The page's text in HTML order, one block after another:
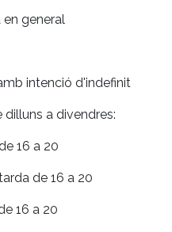
general
intenció d'indefinit
a divendres:
16 a 20
de 16 a 20
16 a 20